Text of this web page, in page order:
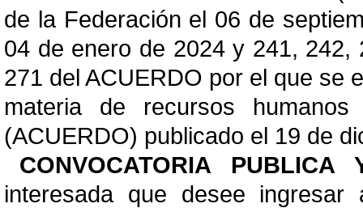
de la Federación el 06 de
04 de enero de 2024 y 241,
271 del ACUERDO por el que se
materia de recursos
(ACUERDO) publicado el 19 de
CONVOCATORIA
interesada que desee ingresar